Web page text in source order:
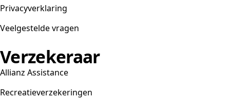
Privacyverklaring
Veelgestelde vragen
Verzekeraar
Allianz Assistance
Recreatieverzekeringen